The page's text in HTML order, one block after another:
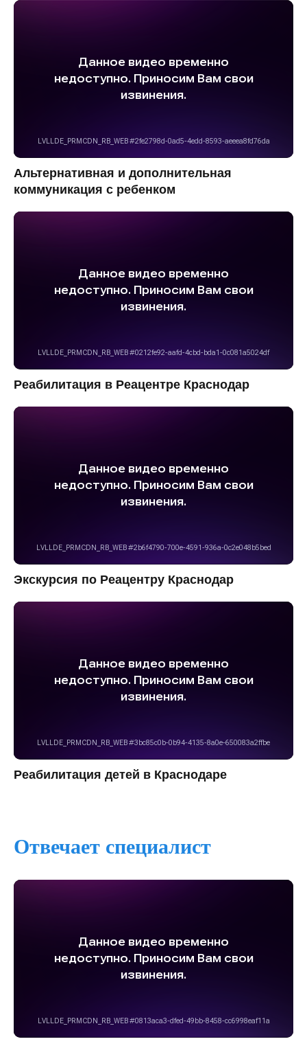
Альтернативная и дополнительная
коммуникация с ребенком
Реабилитация в Реацентре Краснодар
Экскурсия по Реацентру Краснодар
Реабилитация детей в Краснодаре
Отвечает специалист